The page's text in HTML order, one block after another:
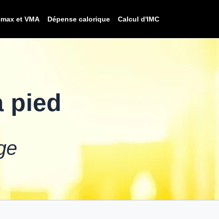
et VMA Dépense calorique Calcul d'IMC
pied